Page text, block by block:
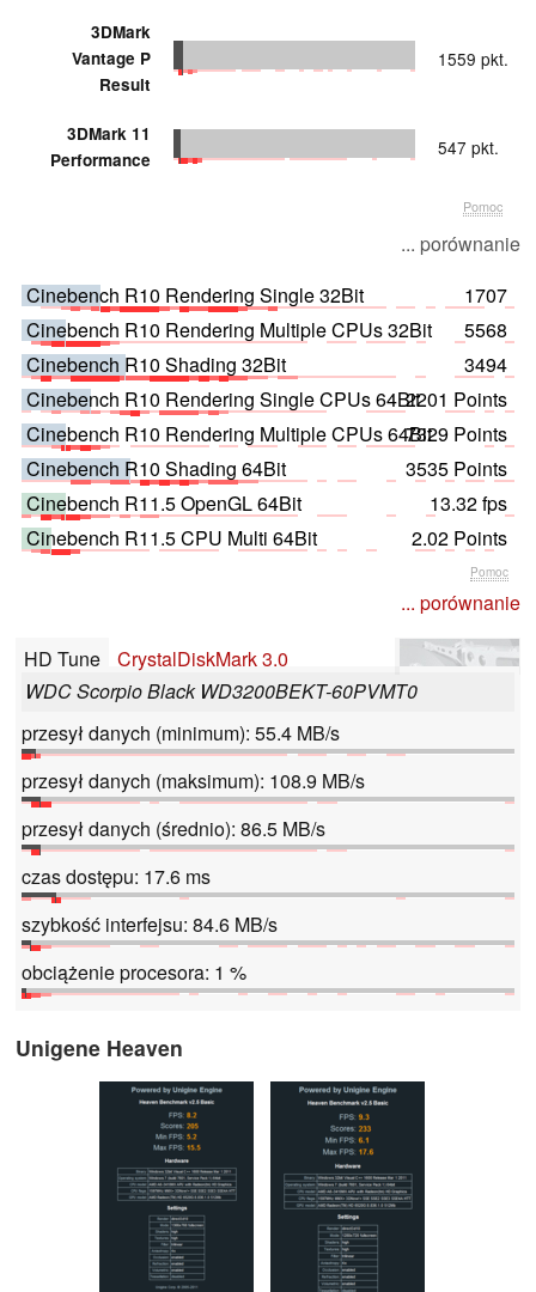
3DMark
Vantage P
Result
1559 pkt.
3DMark 11
Performance
547 pkt.
Pomoc
... porównanie
Cinebench R10 Rendering Single 32Bit
1707
Cinebench R10 Rendering Multiple CPUs 32Bit
5568
Cinebench R10 Shading 32Bit
3494
Cinebench R10 Rendering Single CPUs 64Bit2201 Points
Cinebench R10 Rendering Multiple CPUs 64Bit7329 Points
Cinebench R10 Shading 64Bit
3535 Points
Cinebench R11.5 OpenGL 64Bit
13.32 fps
Cinebench R11.5 CPU Multi 64Bit
2.02 Points
Pomoc
... porównanie
HD Tune
CrystalDiskMark 3.0
WDC Scorpio Black WD3200BEKT-60PVMT0
przesył danych (minimum): 55.4 MB/s
przesył danych (maksimum): 108.9 MB/s
przesył danych (średnio): 86.5 MB/s
czas dostępu: 17.6 ms
szybkość interfejsu: 84.6 MB/s
obciążenie procesora: 1 %
Unigene Heaven